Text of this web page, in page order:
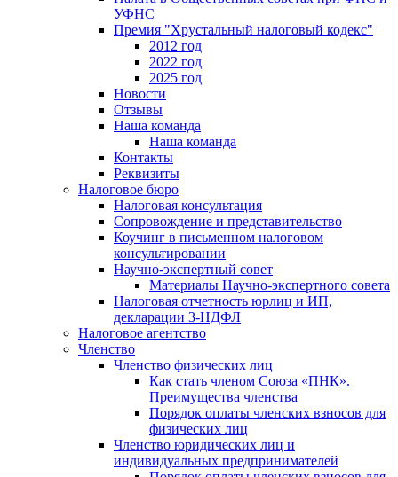
УФНС
Премия "Хрустальный налоговый кодекс"
2012 год
2022 год
2025 год
Новости
Отзывы
Наша команда
Наша команда
Контакты
Реквизиты
Налоговое бюро
Налоговая консультация
Cопровождение и представительство
Коучинг в письменном налоговом
консультировании
Научно-экспертный совет
Материалы Научно-экспертного совета
Налоговая отчетность юрлиц и ИП,
декларации 3-НДФЛ
Налоговое агентство
Членство
Членство физических лиц
Как стать членом Союза «ПНК».
Преимущества членства
Порядок оплаты членских взносов для
физических лиц
Членство юридических лиц и
индивидуальных предпринимателей